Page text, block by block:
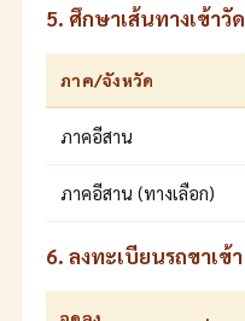
5. ศึกษาเส้นทางเข้าวัด
ภาค/จังหวัด
ภาคอีสาน
ภาคอีสาน (ทางเลือก)
6. ลงทะเบียนรถขาเข้า